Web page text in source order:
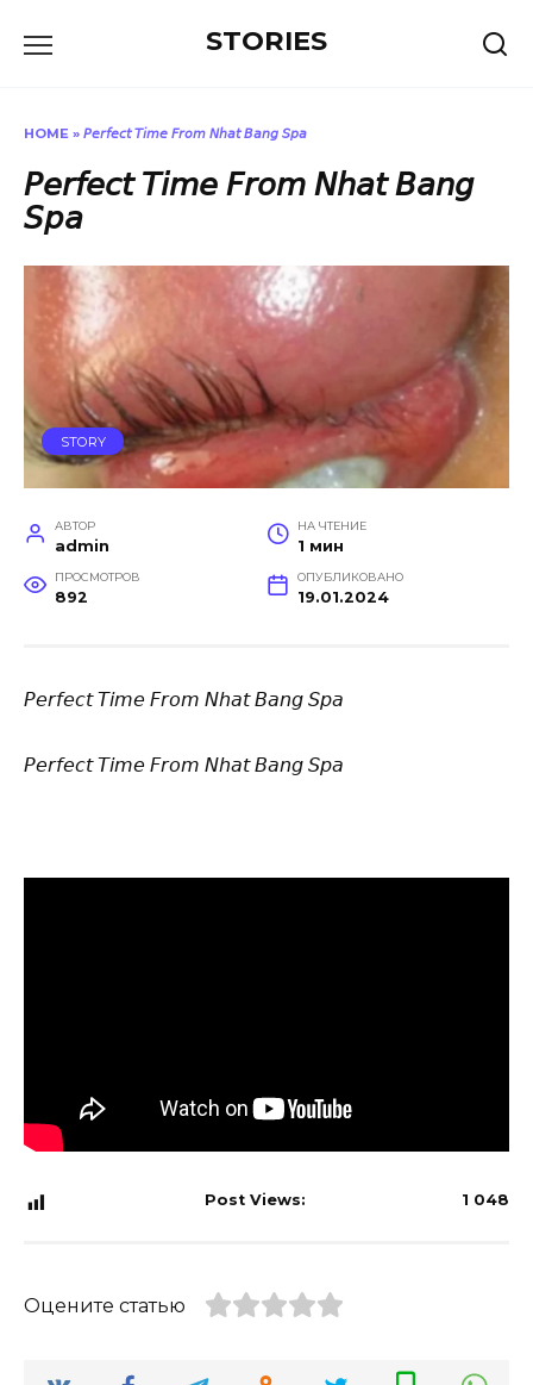
STORIES
HOME » 𝘗𝘦𝘳𝘧𝘦𝘤𝘵 𝘛𝘪𝘮𝘦 𝘍𝘳𝘰𝘮 𝘕𝘩𝘢𝘵 𝘉𝘢𝘯𝘨 𝘚𝘱𝘢
𝘗𝘦𝘳𝘧𝘦𝘤𝘵 𝘛𝘪𝘮𝘦 𝘍𝘳𝘰𝘮 𝘕𝘩𝘢𝘵 𝘉𝘢𝘯𝘨
𝘚𝘱𝘢
STORY
АВТОР
admin
НА ЧТЕНИЕ
1 мин
ПРОСМОТРОВ
892
ОПУБЛИКОВАНО
19.01.2024
𝘗𝘦𝘳𝘧𝘦𝘤𝘵 𝘛𝘪𝘮𝘦 𝘍𝘳𝘰𝘮 𝘕𝘩𝘢𝘵 𝘉𝘢𝘯𝘨 𝘚𝘱𝘢
𝘗𝘦𝘳𝘧𝘦𝘤𝘵 𝘛𝘪𝘮𝘦 𝘍𝘳𝘰𝘮 𝘕𝘩𝘢𝘵 𝘉𝘢𝘯𝘨 𝘚𝘱𝘢
Post Views: 1 048
Оцените статью